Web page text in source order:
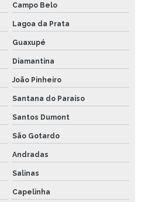
Campo Belo
Lagoa da Prata
Guaxupé
Diamantina
João Pinheiro
Santana do Paraíso
Santos Dumont
São Gotardo
Andradas
Salinas
Capelinha